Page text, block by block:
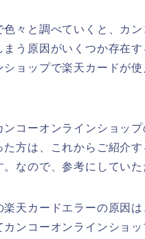
色々と調べていくと、カ
まう原因がいくつか存在
ショップで楽天カードが
ンコーオンラインショッ
た方は、これからご紹介
なので、参考にしていた
楽天カードエラーの原因
カンコーオンラインショ